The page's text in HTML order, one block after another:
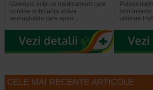
Ozempic este un medicament care
contine substanta activa
semaglutida care ajuta…
non-
utilizare
CELE MAI RECENTE ARTICOLE